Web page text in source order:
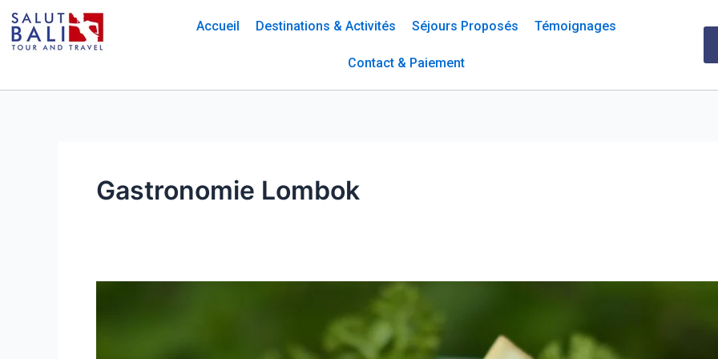
Skip
to
content
Accueil Destinations & Activités Séjours Proposés Témoignages
Contact & Paiement
Gastronomie Lombok